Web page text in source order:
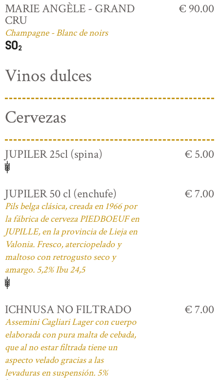
MARIE ANGÈLE - GRAND
CRU
Champagne - Blanc de noirs
€ 90.00
Vinos dulces
Cervezas
JUPILER 25cl (spina) € 5.00
JUPILER 50 cl (enchufe)
Pils belga clásica, creada en 1966 por
la fábrica de cerveza PIEDBOEUF en
JUPILLE, en la provincia de Lieja en
Valonia. Fresco, aterciopelado y
maltoso con retrogusto seco y
amargo. 5,2% Ibu 24,5
€ 7.00
ICHNUSA NO FILTRADO
Assemini Cagliari Lager con cuerpo
elaborada con pura malta de cebada,
que al no estar filtrada tiene un
aspecto velado gracias a las
levaduras en suspensión. 5%
€ 7.00